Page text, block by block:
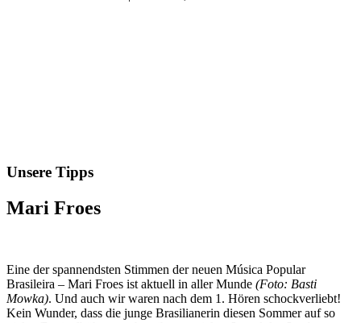
Unsere Tipps
Mari Froes
Eine der spannendsten Stimmen der neuen Música Popular
Brasileira – Mari Froes ist aktuell in aller Munde (Foto: Basti
Mowka). Und auch wir waren nach dem 1. Hören schockverliebt!
Kein Wunder, dass die junge Brasilianerin diesen Sommer auf so